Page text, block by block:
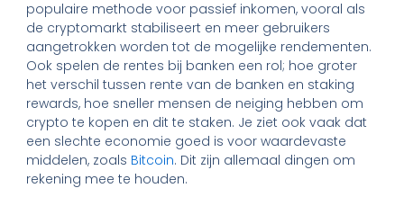
populaire methode voor passief inkomen, vooral als
de cryptomarkt stabiliseert en meer gebruikers
aangetrokken worden tot de mogelijke rendementen.
Ook spelen de rentes bij banken een rol; hoe groter
het verschil tussen rente van de banken en staking
rewards, hoe sneller mensen de neiging hebben om
crypto te kopen en dit te staken. Je ziet ook vaak dat
een slechte economie goed is voor waardevaste
middelen, zoals Bitcoin. Dit zijn allemaal dingen om
rekening mee te houden.